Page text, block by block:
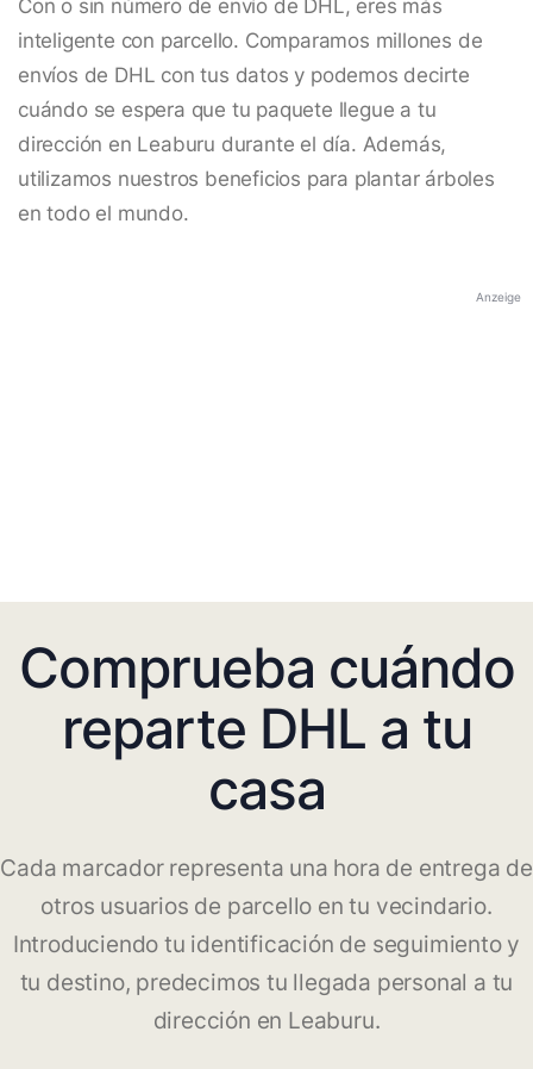
Con o sin número de envío de DHL, eres más
inteligente con parcello. Comparamos millones de
envíos de DHL con tus datos y podemos decirte
cuándo se espera que tu paquete llegue a tu
dirección en Leaburu durante el día. Además,
utilizamos nuestros beneficios para plantar árboles
en todo el mundo.
Anzeige
Comprueba cuándo
reparte DHL a tu
casa
Cada marcador representa una hora de entrega de
otros usuarios de parcello en tu vecindario.
Introduciendo tu identificación de seguimiento y
tu destino, predecimos tu llegada personal a tu
dirección en Leaburu.